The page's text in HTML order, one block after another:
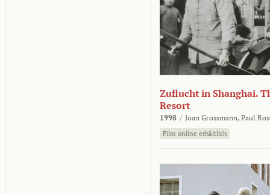
Zuflucht in Shanghai.
Resort
1998 / Joan Grossmann, Paul
Film online erhältlich